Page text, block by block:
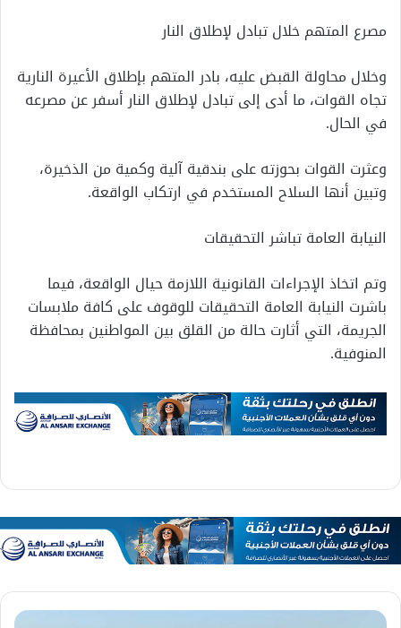
مصرع المتهم خلال تبادل لإطلاق النار
وخلال محاولة القبض عليه، بادر المتهم بإطلاق الأعيرة النارية
تجاه القوات، ما أدى إلى تبادل لإطلاق النار أسفر عن مصرعه
في الحال.
وعثرت القوات بحوزته على بندقية آلية وكمية من الذخيرة،
وتبين أنها السلاح المستخدم في ارتكاب الواقعة.
النيابة العامة تباشر التحقيقات
وتم اتخاذ الإجراءات القانونية اللازمة حيال الواقعة، فيما
باشرت النيابة العامة التحقيقات للوقوف على كافة ملابسات
الجريمة، التي أثارت حالة من القلق بين المواطنين بمحافظة
المنوفية.